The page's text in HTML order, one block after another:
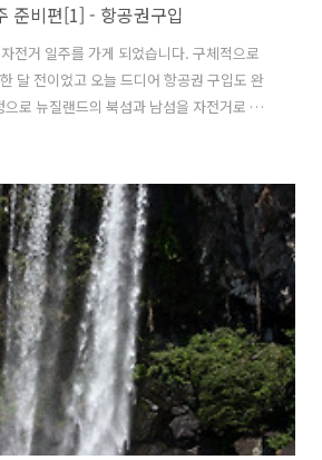
준비편[1] - 항공권구입
전거 일주를 가게 되었습니다. 구체적으로
달 전이었고 오늘 드디어 항공권 구입도 완
로 뉴질랜드의 북섬과 남섬을 자전거로 일
계일주를 계획하고 그 출발에 앞서 미리 점검
를 해야 할 것 같습니다. 앞으로 뉴질랜드
지 계속해서 관련정보를 올리도록 하겠습